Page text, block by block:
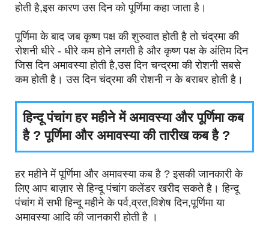
होती है,इस कारण उस दिन को पूर्णिमा कहा जाता है।
पूर्णिमा के बाद जब कृष्ण पक्ष की शुरुवात होती है तो चंद्रमा की
रोशनी धीरे - धीरे कम होने लगती है और कृष्ण पक्ष के अंतिम दिन
जिस दिन अमावस्या होती है,उस दिन चन्द्रमा की रोशनी सबसे
कम होती है। उस दिन चंद्रमा की रोशनी न के बराबर होती है।
हिन्दू पंचांग हर महीने में अमावस्या और पूर्णिमा कब
है ? पूर्णिमा और अमावस्या की तारीख कब है ?
हर महीने में पूर्णिमा और अमावस्या कब है ? इसकी जानकारी के
लिए आप बाज़ार से हिन्दू पंचांग कलेंडर खरीद सकते है। हिन्दू
पंचांग में सभी हिन्दू महीने के पर्व,व्रत,विशेष दिन,पूर्णिमा या
अमावस्या आदि की जानकारी होती है ।